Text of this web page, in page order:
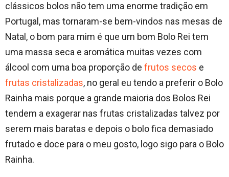
clássicos bolos não tem uma enorme tradição em
Portugal, mas tornaram-se bem-vindos nas mesas de
Natal, o bom para mim é que um bom Bolo Rei tem
uma massa seca e aromática muitas vezes com
álcool com uma boa proporção de frutos secos e
frutas cristalizadas, no geral eu tendo a preferir o Bolo
Rainha mais porque a grande maioria dos Bolos Rei
tendem a exagerar nas frutas cristalizadas talvez por
serem mais baratas e depois o bolo fica demasiado
frutado e doce para o meu gosto, logo sigo para o Bolo
Rainha.